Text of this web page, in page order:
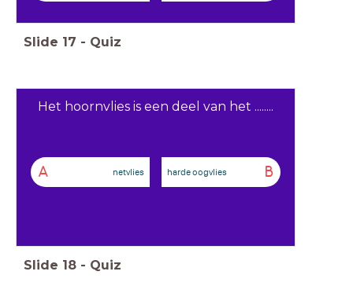
Slide 17 - Quiz
Het hoornvlies is een deel van het ........
A netvlies B
harde oogvlies
Slide 18 - Quiz